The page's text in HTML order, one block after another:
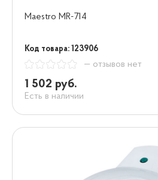
Maestro MR-714
Код товара: 123906
— отзывов нет
1 502 руб.
Есть в наличии